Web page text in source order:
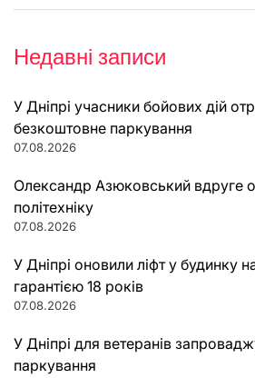
Недавні записи
У Дніпрі учасники бойових дій
безкоштовне паркування
07.08.2026
Олександр Азюковський вдруге
політехніку
07.08.2026
У Дніпрі оновили ліфт у будинку
гарантією 18 років
07.08.2026
У Дніпрі для ветеранів
паркування